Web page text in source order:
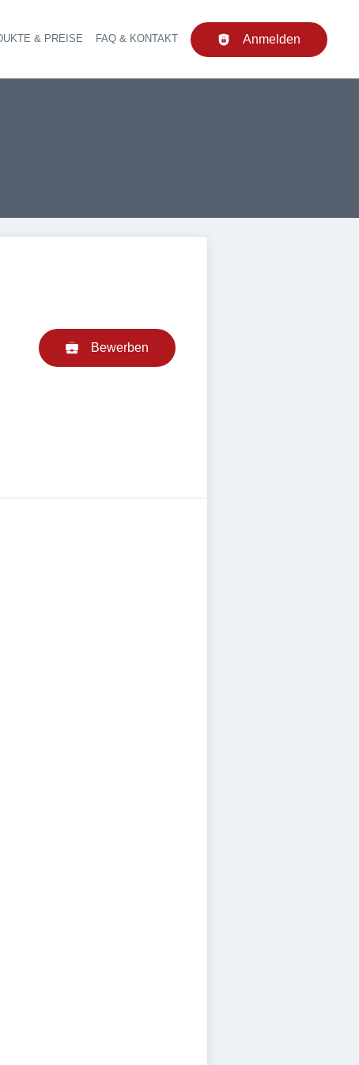
Navigation
& PREISE FAQ & KONTAKT Anmelden
Bewerben